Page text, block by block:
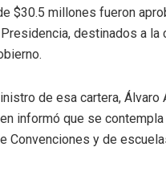
$30.5 millones fueron
destinados a la
de esa cartera, Álvaro
informó que se
Convenciones y de